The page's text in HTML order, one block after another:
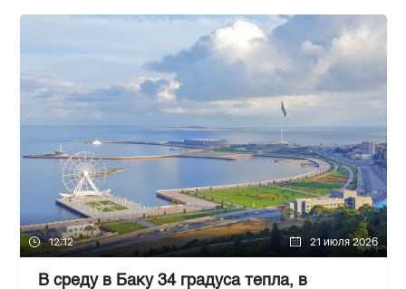
12:12 21 июля 2026
В среду в Баку 34 градуса тепла, в